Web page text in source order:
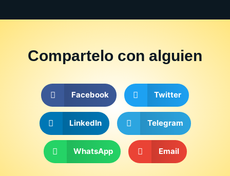
Compartelo con alguien
Facebook Twitter
LinkedIn Telegram
WhatsApp Email